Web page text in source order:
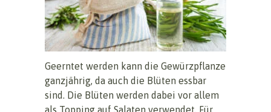
Geerntet werden kann die Gewürzpflanze
ganzjährig, da auch die Blüten essbar
sind. Die Blüten werden dabei vor allem
als Topping auf Salaten verwendet. Für